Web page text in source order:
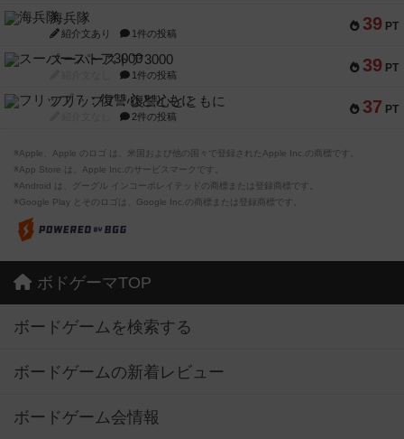
39 PT
海兵隊
紹介文あり 1件の投稿
39 PT
スーパーストア3000
1件の投稿
37 PT
フリップ７：復讐心とともに
2件の投稿
※Apple、Apple のロゴ は、米国および他の国々で登録されたApple Inc.の商標です。
※App Store は、Apple Inc.のサービスマークです。
※Android は、グーグル インコーポレイテッドの商標または登録商標です。
※Google Play とそのロゴは、Google Inc.の商標または登録商標です。
ボドゲーマTOP
ボードゲームを検索する
ボードゲームの新着レビュー
ボードゲーム会情報